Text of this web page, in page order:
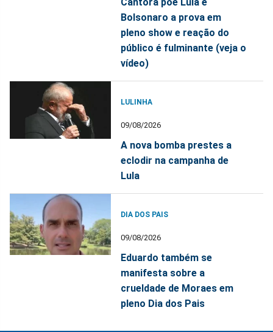
Bolsonaro a prova em
pleno show e reação do
público é fulminante (veja o
vídeo)
LULINHA
09/08/2026
A nova bomba prestes a
eclodir na campanha de
Lula
DIA DOS PAIS
09/08/2026
Eduardo também se
manifesta sobre a
crueldade de Moraes em
pleno Dia dos Pais